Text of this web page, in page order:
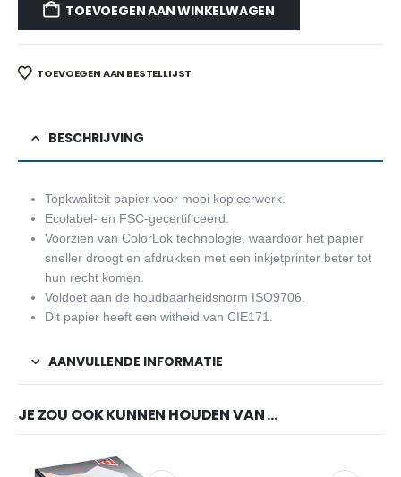
TOEVOEGEN AAN WINKELWAGEN
TOEVOEGEN AAN BESTELLIJST
BESCHRIJVING
Topkwaliteit papier voor mooi kopieerwerk.
Ecolabel- en FSC-gecertificeerd.
Voorzien van ColorLok technologie, waardoor het papier
sneller droogt en afdrukken met een inkjetprinter beter tot
hun recht komen.
Voldoet aan de houdbaarheidsnorm ISO9706.
Dit papier heeft een witheid van CIE171.
AANVULLENDE INFORMATIE
JE ZOU OOK KUNNEN HOUDEN VAN …